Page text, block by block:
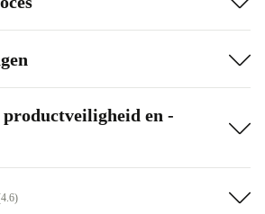
11.0” 2020 heeft een dualcamera
een ultragroothoeklens van tien
van twaalf
opnames vanuit ieder
van de selfies? De 7 MP
met ingebouwde TrueDepth
je tijdens elke fotosessie. Toch
en -